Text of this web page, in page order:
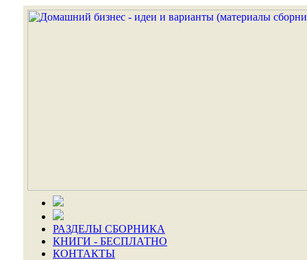
РАЗДЕЛЫ СБОРНИКА
КНИГИ - БЕСПЛАТНО
КОНТАКТЫ